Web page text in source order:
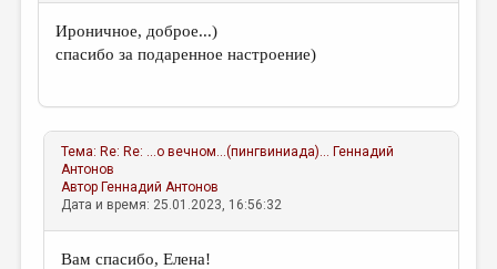
Ироничное, доброе...)
спасибо за подаренное настроение)
Тема:Re: Re: ...о вечном...(пингвиниада)...
Геннадий
Антонов
АвторГеннадий Антонов
Дата и время: 25.01.2023, 16:56:32
Вам спасибо, Елена!